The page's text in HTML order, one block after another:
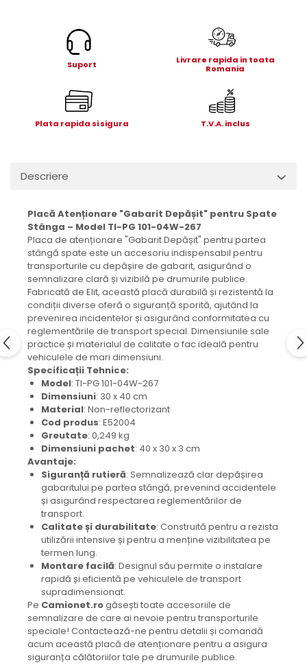
Motoare electrice si pompe
Role, bucse si bolturi
Cilindru hidraulic si burduf
ANTEO
Cilindri si burdufe
Pompe si motoare electrice
DAUTEL
Electrice
Hidraulica
Mecanica
Electropompa si motoare
electrice
Burdufuri si cilindri hidraulici
Role, bucsi si bolturi
BEHRENS
Bolturi - role - bucse
Burdufe si cilindri
Mecanice
Electrice
Hidraulice
Motoare electrice si pompe
SÖRENSEN
Mecanice
Electrice
Hidraulice
Cilindri hidraulici si burdufe
protectie
Grup electropompa
Bolturi, role si bucsi
Suport
Livrare rapida in toata
Romania
Plata rapida si sigura T.V.A. inclus
Descriere
Placă Atenționare "Gabarit Depășit" pentru Spate
Stânga – Model TI-PG 101-04W-267
Placa de atenționare "Gabarit Depășit" pentru partea
stângă spate este un accesoriu indispensabil pentru
transporturile cu depășire de gabarit, asigurând o
semnalizare clară și vizibilă pe drumurile publice.
Fabricată de Elit, această placă durabilă și rezistentă la
condiții diverse oferă o siguranță sporită, ajutând la
prevenirea incidentelor și asigurând conformitatea cu
reglementările de transport special. Dimensiunile sale
practice și materialul de calitate o fac ideală pentru
vehiculele de mari dimensiuni.
Specificații Tehnice:
Model: TI-PG 101-04W-267
Dimensiuni: 30 x 40 cm
Material: Non-reflectorizant
Cod produs: E52004
Greutate: 0,249 kg
Dimensiuni pachet: 40 x 30 x 3 cm
Avantaje:
Siguranță rutieră: Semnalizează clar depășirea
gabaritului pe partea stângă, prevenind accidentele
și asigurând respectarea reglementărilor de
transport.
Calitate și durabilitate: Construită pentru a rezista
utilizării intensive și pentru a menține vizibilitatea pe
termen lung.
Montare facilă: Designul său permite o instalare
rapidă și eficientă pe vehiculele de transport
supradimensionat.
Pe Camionet.rogăsești toate accesoriile de
semnalizare de care ai nevoie pentru transporturile
speciale! Contactează-ne pentru detalii și comandă
acum această placă de atenționare pentru a asigura
siguranța călătoriilor tale pe drumurile publice.